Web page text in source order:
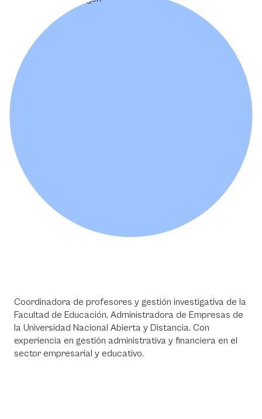
Coordinadora de profesores y gestión investigativa de la
Facultad de Educación, Administradora de Empresas de
la Universidad Nacional Abierta y Distancia. Con
experiencia en gestión administrativa y financiera en el
sector empresarial y educativo.